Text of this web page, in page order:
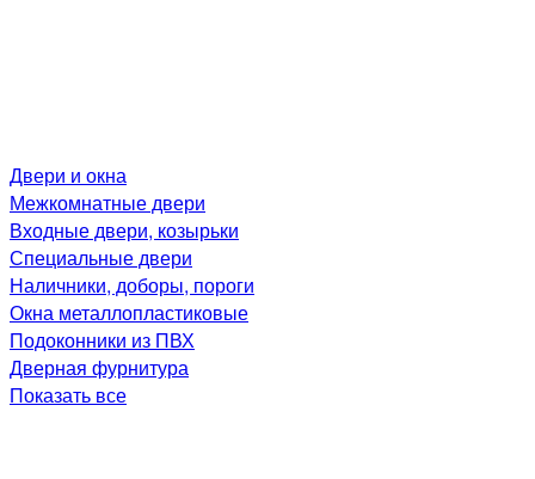
Двери и окна
Межкомнатные двери
Входные двери, козырьки
Специальные двери
Наличники, доборы, пороги
Окна металлопластиковые
Подоконники из ПВХ
Дверная фурнитура
Показать все